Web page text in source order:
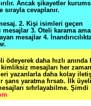
Ancak şikayetler
cevaplanır.
2. Kişi isimleri geçen
mesajlar 3. Oteli karama
mesajlar 4.
ödeyerek daha hızlı
mesajları her zaman
yazanlarla daha kolay
yaratma fırsatı. İlk
sıfırlayabilme. Şimdi